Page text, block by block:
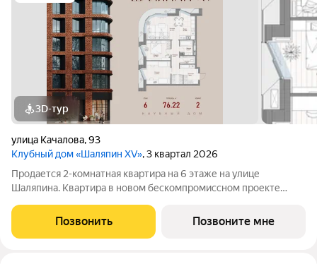
3D-тур
улица Качалова,93
Клубный дом «Шаляпин XV», 3 квартал 2026
Продается 2-комнатная квартира на 6 этаже на улице
Шаляпина. Квартира в новом бескомпромиссном проекте
комплексов премиум-класса в Казани. Всего 116 квартир, 10
этажей и закрытый двор-парк.
Позвонить Позвоните мне